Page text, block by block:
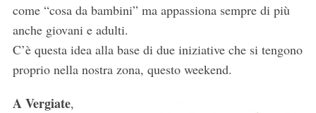
come “cosa da bambini” ma appassiona sempre di più
anche giovani e adulti.
C’è questa idea alla base di due iniziative che si tengono
proprio nella nostra zona, questo weekend.
A Vergiate,